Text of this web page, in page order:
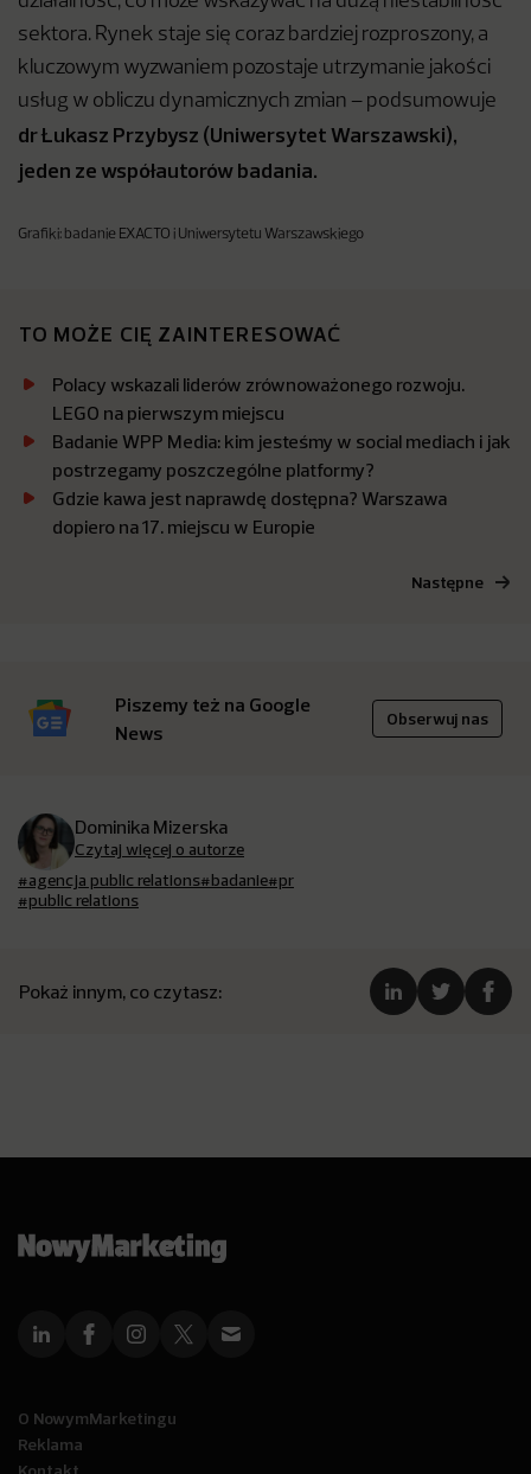
sektora. Rynek staje się coraz bardziej rozproszony, a
kluczowym wyzwaniem pozostaje utrzymanie jakości
usług w obliczu dynamicznych zmian – podsumowuje
dr Łukasz Przybysz (Uniwersytet Warszawski),
jeden ze współautorów badania.
Grafiki: badanie EXACTO i Uniwersytetu Warszawskiego
TO MOŻE CIĘ ZAINTERESOWAĆ
Polacy wskazali liderów zrównoważonego rozwoju.
LEGO na pierwszym miejscu
Badanie WPP Media: kim jesteśmy w social mediach i jak
postrzegamy poszczególne platformy?
Gdzie kawa jest naprawdę dostępna? Warszawa
dopiero na 17. miejscu w Europie
Następne
Piszemy też na Google
News
Obserwuj nas
Dominika Mizerska
Czytaj więcej o autorze
#agencja public relations#badanie#pr
#public relations
Pokaż innym, co czytasz:
O NowymMarketingu
Reklama